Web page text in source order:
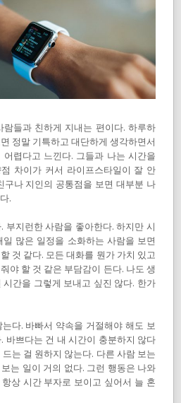
들과 친하게 지내는 편이다. 하루하
정말 기특하고 대단하게 생각하면서
렵다고 느낀다. 그들과 나는 시간을
차이가 커서 라이프스타일이 잘 안
구나 지인의 공통점을 보면 대부분 나
.
부지런한 사람을 좋아한다. 하지만 시
많은 일정을 소화하는 사람을 보면
것 같다. 모든 대화를 뭔가 가치 있고
야 할 것 같은 부담감이 든다. 나도 생
간을 그렇게 보내고 싶진 않다. 한가
다. 바빠서 약속을 거절해야 해도 보
바쁘다는 건 내 시간이 충분하지 않다
는 걸 원하지 않는다. 다른 사람 보는
는 일이 거의 없다. 그런 행동은 나와
상 시간 부자로 보이고 싶어서 늘 혼